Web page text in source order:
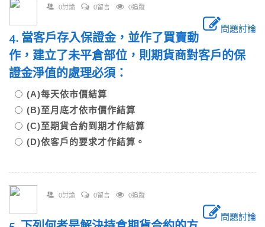
0討論 0留言 0追蹤
問題討論
4. 當客戶存入保證金，並作了買賣動
作，建立了未平倉部位，則期貨商對客戶的保
證金淨值的處理必須：
(A)每天依市價結算
(B)至月底才依市價作結算
(C)至期貨合約到期才作結算
(D)依客戶的要求才作結算。
0討論 0留言 0追蹤
問題討論